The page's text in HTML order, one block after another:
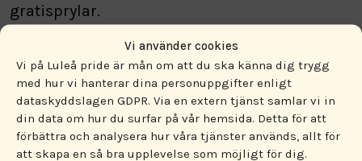
Vi använder cookies
Vi på Luleå pride är mån om att du ska känna dig trygg
med hur vi hanterar dina personuppgifter enligt
dataskyddslagen GDPR. Via en extern tjänst samlar vi in
din data om hur du surfar på vår hemsida. Detta för att
förbättra och analysera hur våra tjänster används, allt för
att skapa en så bra upplevelse som möjligt för dig.
gratisprylar.
Tältet är öppet:
Fredag 12:00-18:00
Lördag: 10:00-18:00